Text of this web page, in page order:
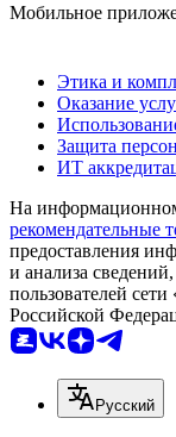
Мобильное
Этика и
Оказание
Защита
ИТ
На
рекомендательные
предоставления
и анализа
пользователей
Российской
Русский